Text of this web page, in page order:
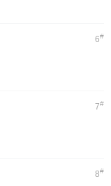
6#
7#
8#